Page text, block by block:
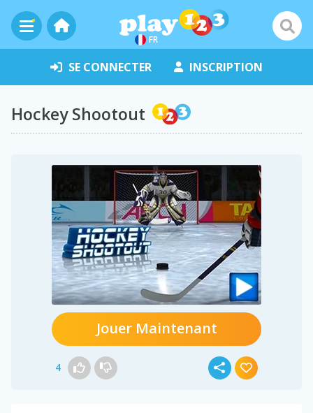
FR
SE CONNECTER INSCRIPTION
Hockey Shootout
Jouer Maintenant
4